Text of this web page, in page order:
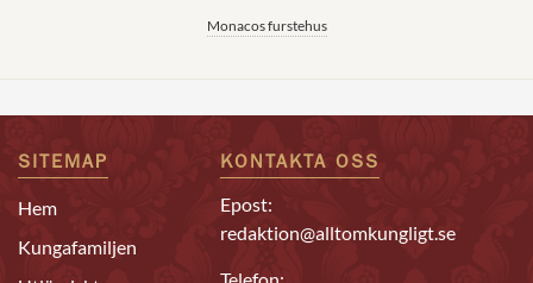
Monacos furstehus
SITEMAP
Hem
Kungafamiljen
KONTAKTA OSS
Epost:
redaktion@alltomkungligt.se